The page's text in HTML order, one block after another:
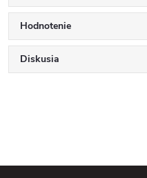
Hodnotenie
Diskusia